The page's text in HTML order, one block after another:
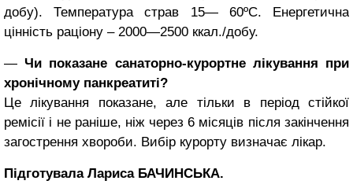
добу). Температура страв 15— 60ºС. Енергетична
цінність раціону – 2000—2500 ккал./добу.
― Чи показане санаторно-ку­рортне лікування при
хронічному панкреатиті?
Це лікування показане, але тільки в період стійкої
ремісії і не раніше, ніж через 6 місяців після закінчення
загострення хвороби. Вибір курорту визначає лікар.
Підготувала Лариса БАЧИНСЬКА.